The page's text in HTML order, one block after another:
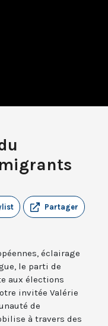
Partager
éclairage
le parti de
aux élections
invitée Valérie
de
à travers des